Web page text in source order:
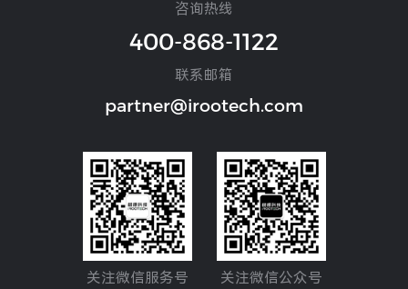
咨询热线
400-868-1122
联系邮箱
partner@irootech.com
关注微信服务号 关注微信公众号